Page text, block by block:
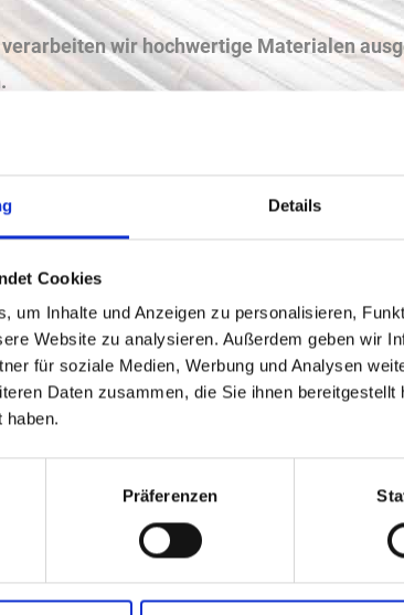
Details
Cookies
um Inhalte und Anzeigen zu personalisieren,
Website zu analysieren. Außerdem geben wir
für soziale Medien, Werbung und Analysen
Daten zusammen, die Sie ihnen
haben.
Präferenzen
wir hochwertige Materialen
C4)